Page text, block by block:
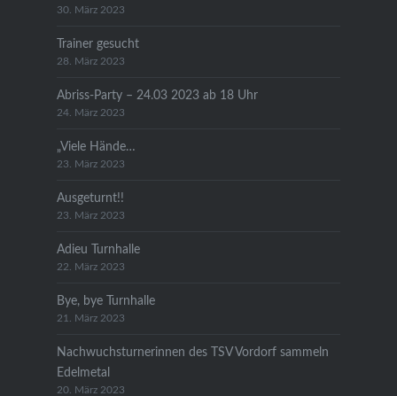
30. März 2023
Trainer gesucht
28. März 2023
Abriss-Party – 24.03 2023 ab 18 Uhr
24. März 2023
„Viele Hände…
23. März 2023
Ausgeturnt!!
23. März 2023
Adieu Turnhalle
22. März 2023
Bye, bye Turnhalle
21. März 2023
Nachwuchsturnerinnen des TSV Vordorf sammeln
Edelmetal
20. März 2023